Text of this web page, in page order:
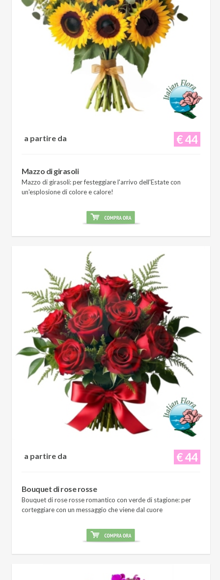
€ 44
a partire da
Mazzo di girasoli
Mazzo di girasoli: per festeggiare l'arrivo dell'Estate con
un'esplosione di colore e calore!
€ 44
a partire da
Bouquet di rose rosse
Bouquet di rose rosse romantico con verde di stagione: per
corteggiare con un messaggio che viene dal cuore